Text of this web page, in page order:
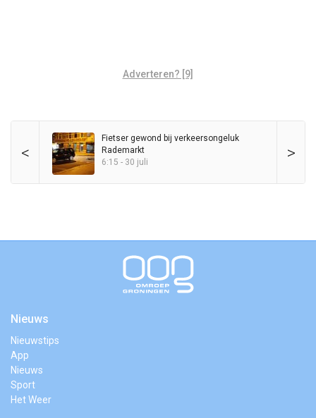
Adverteren? [9]
< >
Fietser gewond bij verkeersongeluk
Rademarkt
6:15 - 30 juli
Nieuws
Nieuwstips
App
Nieuws
Sport
Het Weer